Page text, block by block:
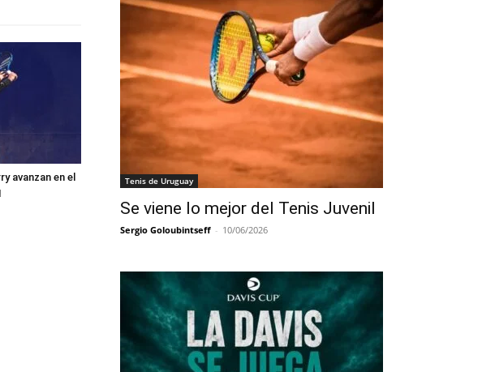
avanzan en el
Tenis de Uruguay
Se viene lo mejor del Tenis Juvenil
Sergio Goloubintseff - 10/06/2026